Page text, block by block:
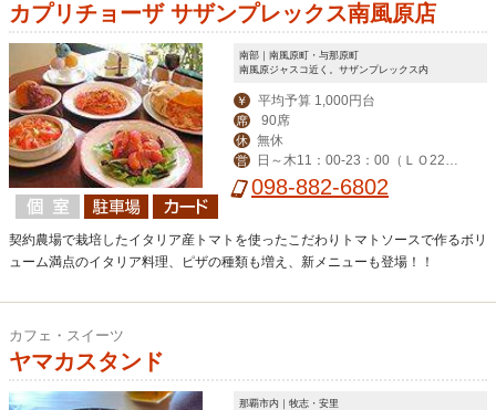
カプリチョーザ サザンプレックス南風原店
南部｜南風原町・与那原町
南風原ジャスコ近く。サザンプレックス内
￥ 平均予算 1,000円台
席 90席
休 無休
営
日～木11：00-23：00（ＬＯ22：
30） 金・土（LO-23：30）
098-882-6802
契約農場で栽培したイタリア産トマトを使ったこだわりトマトソースで作るボリ
ューム満点のイタリア料理、ピザの種類も増え、新メニューも登場！！
カフェ・スイーツ
ヤマカスタンド
那覇市内｜牧志・安里